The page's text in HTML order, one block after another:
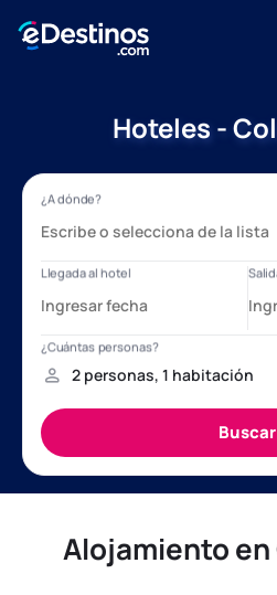
Hoteles -
Alojamiento